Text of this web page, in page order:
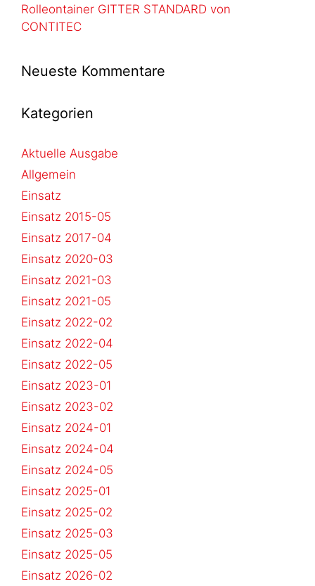
Rolleontainer GITTER STANDARD von
CONTITEC
Neueste Kommentare
Kategorien
Aktuelle Ausgabe
Allgemein
Einsatz
Einsatz 2015-05
Einsatz 2017-04
Einsatz 2020-03
Einsatz 2021-03
Einsatz 2021-05
Einsatz 2022-02
Einsatz 2022-04
Einsatz 2022-05
Einsatz 2023-01
Einsatz 2023-02
Einsatz 2024-01
Einsatz 2024-04
Einsatz 2024-05
Einsatz 2025-01
Einsatz 2025-02
Einsatz 2025-03
Einsatz 2025-05
Einsatz 2026-02